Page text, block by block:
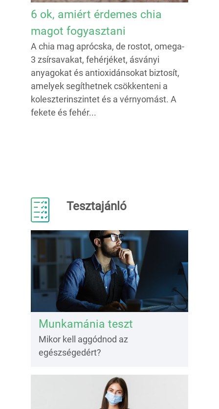
6 ok, amiért érdemes chia
magot fogyasztani
A chia mag aprócska, de rostot, omega-
3 zsírsavakat, fehérjéket, ásványi
anyagokat és antioxidánsokat biztosít,
amelyek segíthetnek csökkenteni a
koleszterinszintet és a vérnyomást. A
fekete és fehér...
Tesztajánló
Munkamánia teszt
Mikor kell aggódnod az
egészségedért?